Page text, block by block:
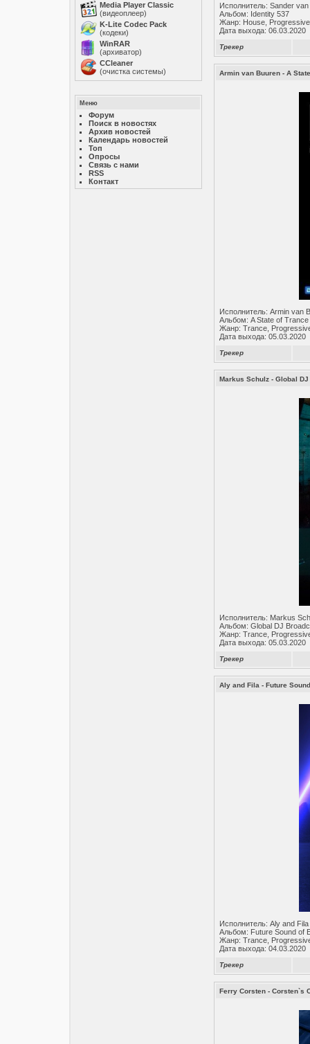
Media Player Classic
(видеоплеер)
K-Lite Codec Pack
(кодеки)
WinRAR
(архиватор)
ССleaner
(очистка системы)
Меню
Форум
Поиск в новостях
Архив новостей
Календарь новостей
Топ
Опросы
Связь с нами
RSS
Контакт
Исполнитель: Sander
Альбом: Identity 537
Жанр: House,
Дата выхода: 06.03.2020
Трекер
Armin van Buuren - A
Исполнитель: Armin van
Альбом: A State of Trance
Жанр: Trance,
Дата выхода: 05.03.2020
Трекер
Markus Schulz - Global
Исполнитель: Markus
Альбом: Global DJ
Жанр: Trance,
Дата выхода: 05.03.2020
Трекер
Aly and Fila - Future
Исполнитель: Aly and Fila
Альбом: Future Sound of
Жанр: Trance,
Дата выхода: 04.03.2020
Трекер
Ferry Corsten - Corsten`s